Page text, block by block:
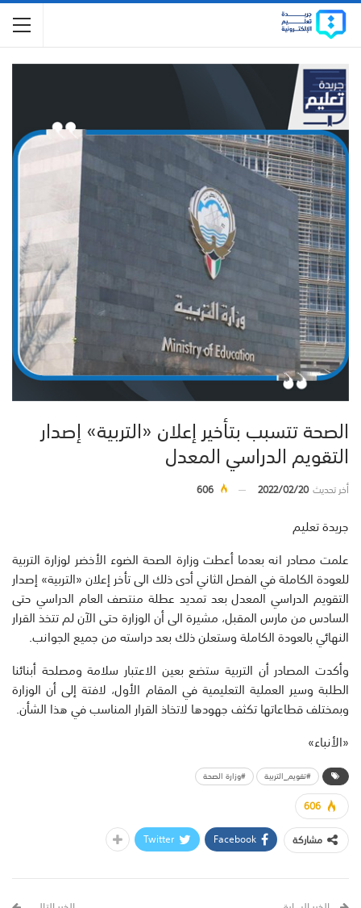
الصحة تتسبب بتأخير إعلان «التربية» إصدار
التقويم الدراسي المعدل
أخر تحديث2022/02/20
606
جريدة تعليم
علمت مصادر انه بعدما أعطت وزارة الصحة الضوء الأخضر لوزارة التربية
للعودة الكاملة في الفصل الثاني أدى ذلك الى تأخر إعلان «التربية» إصدار
التقويم الدراسي المعدل بعد تمديد عطلة منتصف العام الدراسي حتى
السادس من مارس المقبل، مشيرة الى أن الوزارة حتى الآن لم تتخذ القرار
النهائي بالعودة الكاملة وستعلن ذلك بعد دراسته من جميع الجوانب.
وأكدت المصادر أن التربية ستضع بعين الاعتبار سلامة ومصلحة أبنائنا
الطلبة وسير العملية التعليمية في المقام الأول، لافتة إلى أن الوزارة
وبمختلف قطاعاتها تكثف جهودها لاتخاذ القرار المناسب في هذا الشأن.
«الأنباء»
#تقويم_التربية #وزارة الصحة
606
مشاركة
Facebook
Twitter